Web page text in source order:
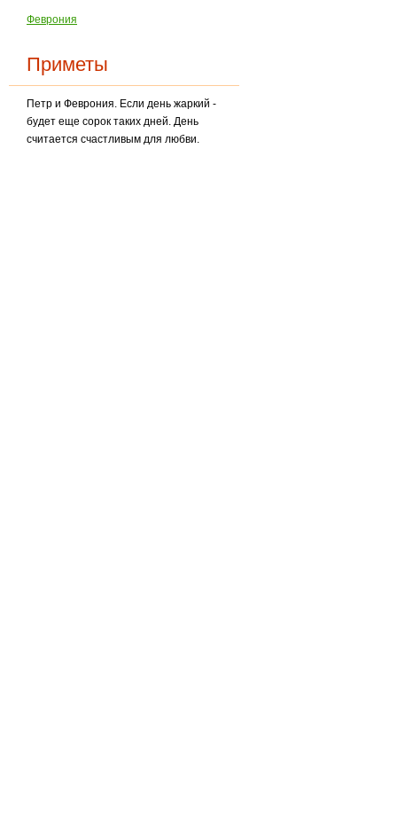
Феврония
Приметы
Петр и Феврония. Если день жаркий -
будет еще сорок таких дней. День
считается счастли­вым для любви.